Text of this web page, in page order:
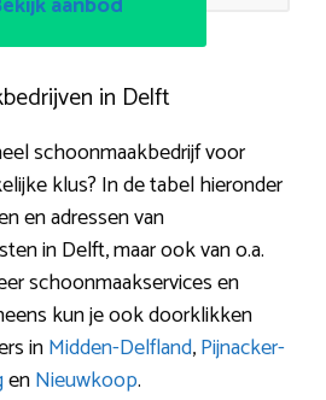
in Delft
schoonmaakbedrijf voor
klus? In de tabel hieronder
en adressen van
in Delft, maar ook van o.a.
schoonmaakservices en
kun je ook doorklikken
inMidden-Delfland,Pijnacker-
enNieuwkoop.